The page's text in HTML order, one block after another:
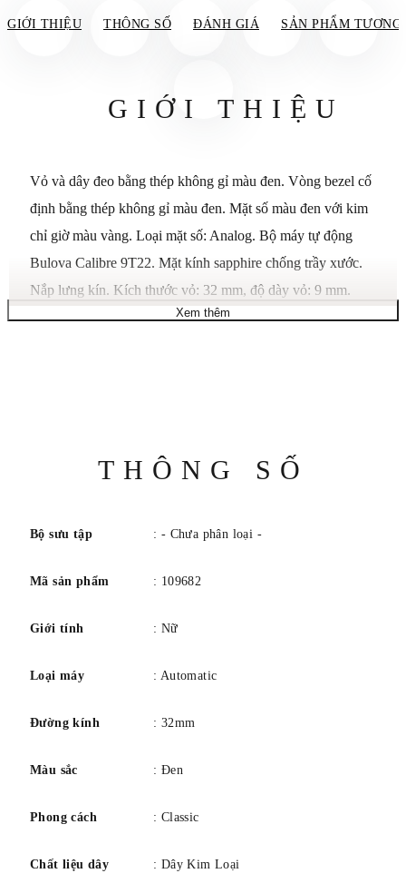
GIỚI THIỆU THÔNG SỐ ĐÁNH GIÁ SẢN PHẨM TƯƠNG
GIỚI THIỆU
Vỏ và dây đeo bằng thép không gỉ màu đen. Vòng bezel cố
định bằng thép không gỉ màu đen. Mặt số màu đen với kim
chỉ giờ màu vàng. Loại mặt số: Analog. Bộ máy tự động
Bulova Calibre 9T22. Mặt kính sapphire chống trầy xước.
Nắp lưng kín. Kích thước vỏ: 32 mm, độ dày vỏ: 9 mm.
Chống nước ở độ sâu 30 mét / 100 feet.
Xem thêm
THÔNG SỐ
Bộ sưu tập : - Chưa phân loại -
Mã sản phẩm : 109682
Giới tính : Nữ
Loại máy : Automatic
Đường kính : 32mm
Màu sắc : Đen
Phong cách : Classic
Chất liệu dây : Dây Kim Loại